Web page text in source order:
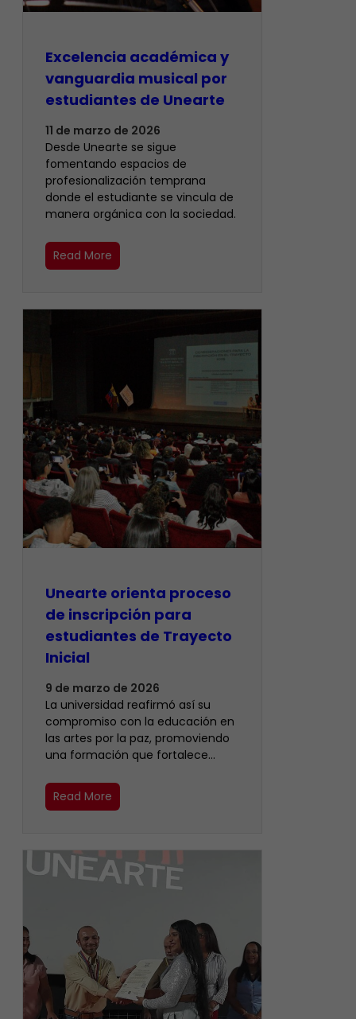
Excelencia académica y
vanguardia musical por
estudiantes de Unearte
11 de marzo de 2026
Desde Unearte se sigue
fomentando espacios de
profesionalización temprana
donde el estudiante se vincula de
manera orgánica con la sociedad.
Read More
Unearte orienta proceso
de inscripción para
estudiantes de Trayecto
Inicial
9 de marzo de 2026
La universidad reafirmó así su
compromiso con la educación en
las artes por la paz, promoviendo
una formación que fortalece…
Read More